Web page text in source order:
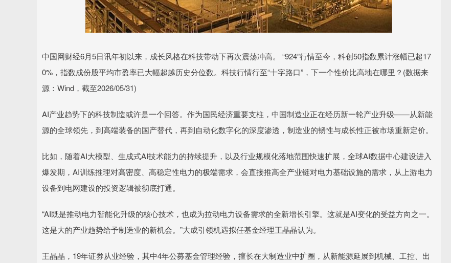
中国网财经6月5日讯年初以来，成长风格在科技带动下再次震荡冲高。 “924”行情至今，科创50指数累计涨幅已超17
0%，指数成份股平均市盈率已大幅超越历史分位数。科技行情行至“十字路口”，下一个性价比高地在哪里？(数据来
源：Wind，截至2026/05/31)
AI产业趋势下的科技制造或许是一个回答。作为国民经济重要支柱，中国制造业正在经历新一轮产业升级——从新能
源的全球领先，到高端装备的国产替代，再到自动化数字化的深度渗透，制造业的韧性与成长性正被市场重新定价。
比如，随着AI大模型、生成式AI技术能力的持续提升，以及行业规模化落地范围快速扩展，全球AI数据中心建设进入
爆发期，AI训练推理对高密度、高稳定性电力的极端需求，会直接推高全产业链对电力基础设施的需求，从上游电力
设备到电网建设的投资逻辑被彻底打通。
“AI既是推动电力智能化升级的核心技术，也成为拉动电力设备需求的全新增长引擎。这就是AI变化的受益方向之一。
这是大的产业趋势给予制造业的新机会。”大成引领机遇拟任基金经理王晶晶认为。
王晶晶，19年证券从业经验，其中4年公募基金管理经验，擅长在大制造业中扩圈，从新能源延展到机械、工控、出